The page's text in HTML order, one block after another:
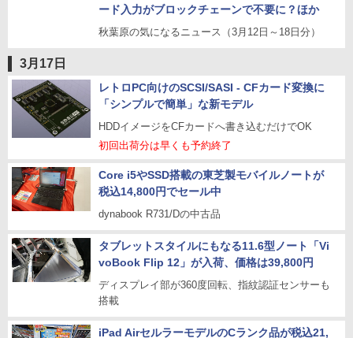
ード入力がブロックチェーンで不要に？ほか
秋葉原の気になるニュース（3月12日～18日分）
3月17日
レトロPC向けのSCSI/SASI - CFカード変換に
「シンプルで簡単」な新モデル
HDDイメージをCFカードへ書き込むだけでOK
初回出荷分は早くも予約終了
Core i5やSSD搭載の東芝製モバイルノートが
税込14,800円でセール中
dynabook R731/Dの中古品
タブレットスタイルにもなる11.6型ノート「Vi
voBook Flip 12」が入荷、価格は39,800円
ディスプレイ部が360度回転、指紋認証センサーも
搭載
iPad AirセルラーモデルのCランク品が税込21,